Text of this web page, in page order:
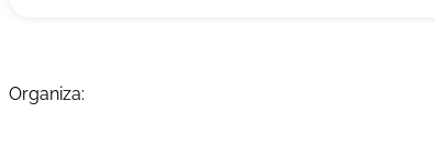
Organiza: